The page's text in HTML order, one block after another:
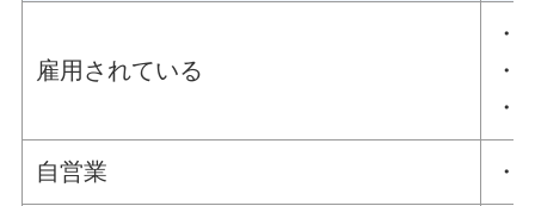
雇用されている
・
・
・
自営業 ・